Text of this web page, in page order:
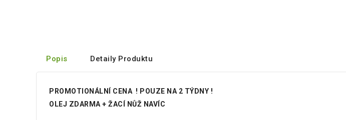
Popis Detaily Produktu
PROMOTIONÁLNÍ CENA ! POUZE NA 2 TÝDNY !
OLEJ ZDARMA + ŽACÍ NŮŽ NAVÍC